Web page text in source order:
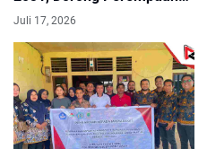
Perkuat UMKM
Juli 17, 2026